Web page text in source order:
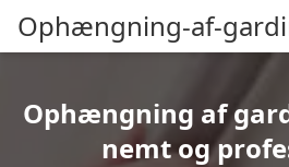
Ophængning-af-
Ophængning af
nemt og